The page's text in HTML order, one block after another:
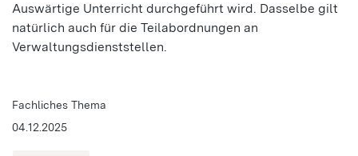
Fachliches Thema
04.12.2025
Auswärtige Unterricht durchgeführt wird. Dasselbe gilt
natürlich auch für die Teilabordnungen an
Verwaltungsdienststellen.